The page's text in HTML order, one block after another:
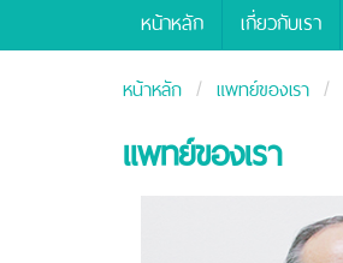
หน้าหลัก เกี่ยวกับเรา
หน้าหลัก แพทย์ของเรา
แพทย์ของเรา